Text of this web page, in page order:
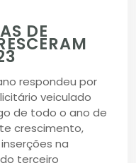
DE
respondeu por
veiculado
de todo o ano de
crescimento,
na
terceiro